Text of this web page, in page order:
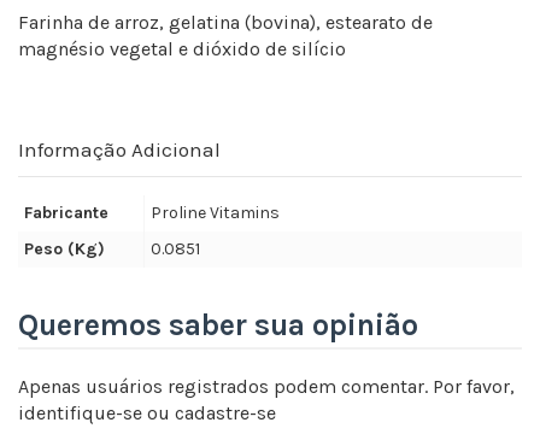
Farinha de arroz, gelatina (bovina), estearato de
magnésio vegetal e dióxido de silício
Informação Adicional
Fabricante
Proline Vitamins
Peso (Kg)
0.0851
Queremos saber sua opinião
Apenas usuários registrados podem comentar. Por favor,
identifique-se ou cadastre-se